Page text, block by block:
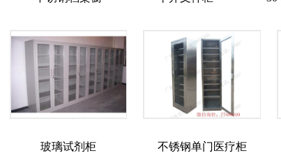
玻璃试剂柜 不锈钢单门医疗柜